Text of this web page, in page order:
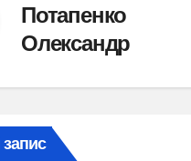
Потапенко
Олександр